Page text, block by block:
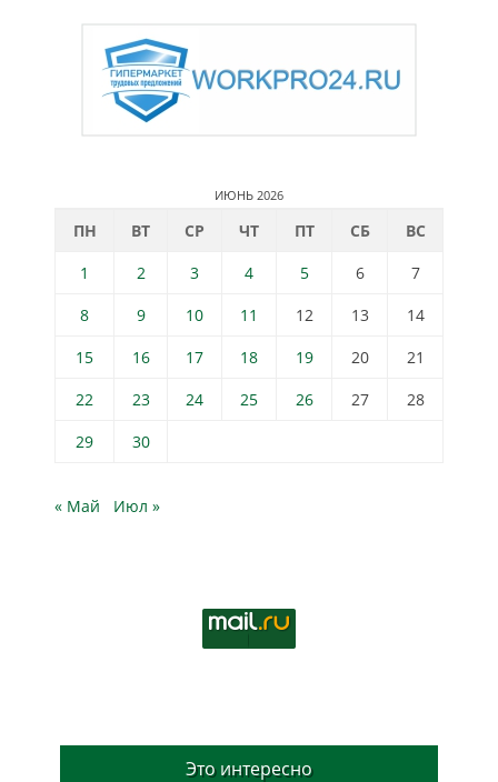
ИЮНЬ 2026
ПН ВТ СР ЧТ ПТ СБ
ВС
1
2 3 4 5 6
7
8
9 10 11 12 13
14
15
16 17 18 19 20
21
22
23 24 25 26 27
28
29
30
« Май Июл »
Это интересно